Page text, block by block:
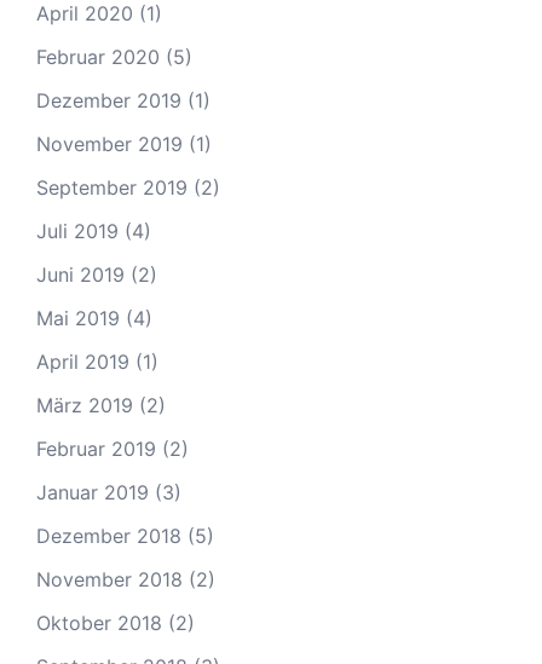
April 2020 (1)
Februar 2020 (5)
Dezember 2019 (1)
November 2019 (1)
September 2019 (2)
Juli 2019 (4)
Juni 2019 (2)
Mai 2019 (4)
April 2019 (1)
März 2019 (2)
Februar 2019 (2)
Januar 2019 (3)
Dezember 2018 (5)
November 2018 (2)
Oktober 2018 (2)